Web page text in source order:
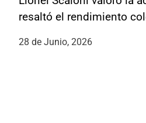
resaltó el rendimiento
28 de Junio, 2026